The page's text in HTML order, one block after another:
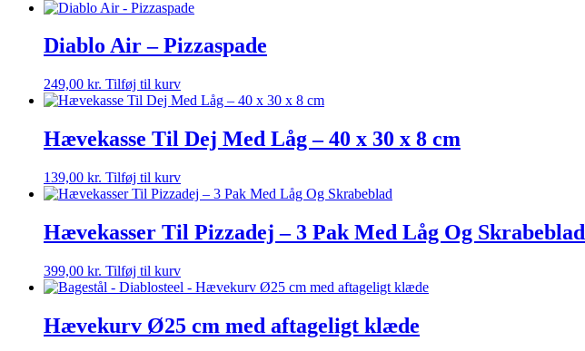
Diablo Air – Pizzaspade
249,00 kr. Tilføj til kurv
Hævekasse Til Dej Med Låg – 40 x 30 x 8 cm
139,00 kr. Tilføj til kurv
Hævekasser Til Pizzadej – 3 Pak Med Låg Og Skrabeblad
399,00 kr. Tilføj til kurv
Hævekurv Ø25 cm med aftageligt klæde